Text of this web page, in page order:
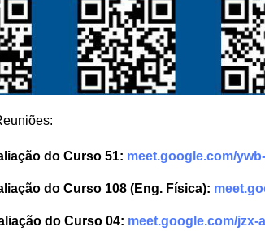
do Curso 51: meet.google.com/
do Curso 108 (Eng. Física):
do Curso 04: meet.google.com/jzx-